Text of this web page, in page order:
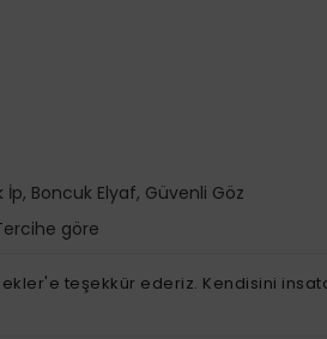
İp, Boncuk Elyaf, Güvenli Göz
göre
teşekkür ederiz. Kendisini